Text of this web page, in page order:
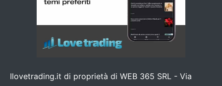
Ilovetrading.it di proprietà di WEB 365 SRL - Via